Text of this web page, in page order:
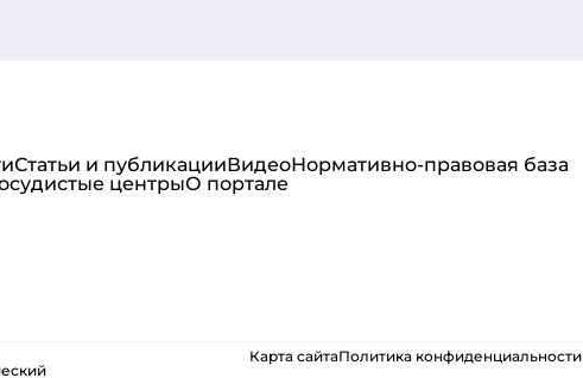
Статьи и публикацииВидеоНормативно-правовая база
центрыО портале
Карта сайтаПолитика конфиденциальности